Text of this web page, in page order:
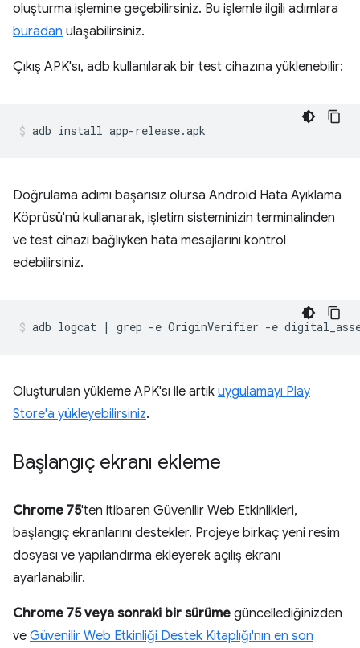
oluşturma işlemine geçebilirsiniz. Bu işlemle ilgili adımlara
buradan ulaşabilirsiniz.
Çıkış APK'sı, adb kullanılarak bir test cihazına yüklenebilir:
Doğrulama adımı başarısız olursa Android Hata Ayıklama
Köprüsü'nü kullanarak, işletim sisteminizin terminalinden
ve test cihazı bağlıyken hata mesajlarını kontrol
edebilirsiniz.
Oluşturulan yükleme APK'sı ile artık uygulamayı Play
Store'a yükleyebilirsiniz.
Başlangıç ekranı ekleme
Chrome 75'ten itibaren Güvenilir Web Etkinlikleri,
başlangıç ekranlarını destekler. Projeye birkaç yeni resim
dosyası ve yapılandırma ekleyerek açılış ekranı
ayarlanabilir.
Chrome 75 veya sonraki bir sürüme güncellediğinizden
ve Güvenilir Web Etkinliği Destek Kitaplığı'nın en son